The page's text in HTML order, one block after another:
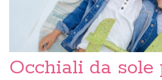
Occhiali da sole